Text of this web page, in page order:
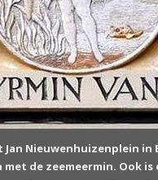
Nieuwenhuizenplein
de zeemeermin. Ook